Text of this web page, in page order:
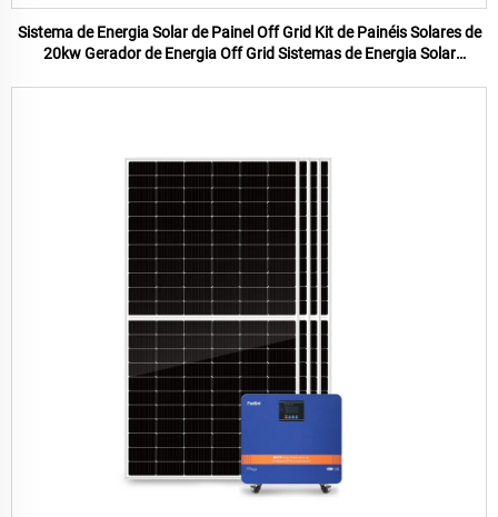
Sistema de Energia Solar de Painel Off Grid Kit de Painéis Solares de
20kw Gerador de Energia Off Grid Sistemas de Energia Solar